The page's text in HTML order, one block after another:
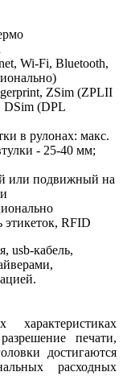
Wi-Fi, Bluetooth,
ZSim (ZPLII
DSim (DPL
в рулонах: макс.
- 25-40 мм;
или подвижный на
RFID
usb-кабель,
печати,
достигаются
расходных